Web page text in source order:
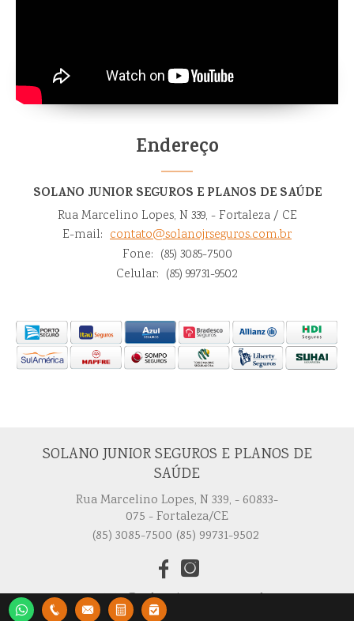
Endereço
SOLANO JUNIOR SEGUROS E PLANOS DE SAÚDE
Rua Marcelino Lopes, N 339, - Fortaleza / CE
E-mail: contato@solanojrseguros.com.br
Fone: (85) 3085-7500
Celular: (85) 99731-9502
SOLANO JUNIOR SEGUROS E PLANOS DE
SAÚDE
Rua Marcelino Lopes, N 339, - 60833-
075 - Fortaleza/CE
(85) 3085-7500 (85) 99731-9502
contato@solanojrseguros.com.br